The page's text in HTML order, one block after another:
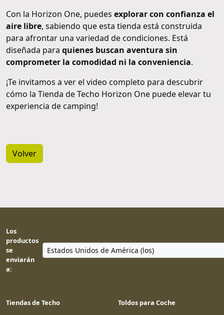
Con la Horizon One, puedes explorar con confianza el
aire libre, sabiendo que esta tienda está construida
para afrontar una variedad de condiciones. Está
diseñada para quienes buscan aventura sin
comprometer la comodidad ni la conveniencia.
¡Te invitamos a ver el video completo para descubrir
cómo la Tienda de Techo Horizon One puede elevar tu
experiencia de camping!
Volver
Los
productos
se
enviarán
a:
Tiendas de Techo
Toldos para Coche